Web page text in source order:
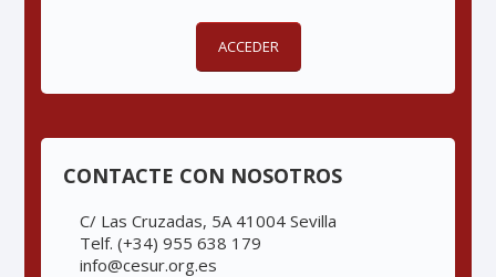
ACCEDER
CONTACTE CON NOSOTROS
C/ Las Cruzadas, 5A 41004 Sevilla
Telf. (+34) 955 638 179
info@cesur.org.es